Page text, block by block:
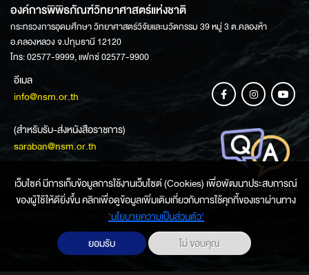
องค์การพิพิธภัณฑ์วิทยาศาสตร์แห่งชาติ
กระทรวงการอุดมศึกษา วิทยาศาสตร์วิจัยและนวัตกรรม 39 หมู่ 3 ต.คลองห้า
อ.คลองหลวง จ.ปทุมธานี 12120
โทร: 02577-9999, แฟกซ์ 02577-9900
อีเมล
info@nsm.or.th
(สำหรับรับ-ส่งหนังสือราชการ)
saraban@nsm.or.th
ช่องทางการสอบถามข้อมูล
เว็บไซค์ มีการเก็บข้อมูลการใช้งานเว็บไซต์ (Cookies) เพื่อพัฒนาประสบการณ์
ของผู้ใช้ให้ดียิ่งขึ้น คลิกเพื่อดูข้อมูลเพิ่มเติมเกี่ยวกับการใช้คุกกี้ของเราผ่านทาง
‘นโยบายความเป็นส่วนตัว'
ยอมรับ
ไม่ ขอบคุณ